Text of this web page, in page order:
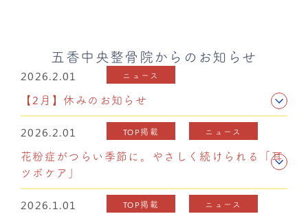
五香中央整骨院からのお知らせ
2026.2.01 ニュース
【2月】休みのお知らせ
2026.2.01 TOP掲載 ニュース
花粉症がつらい季節に。やさしく続けられる「耳
ツボケア」
2026.1.01 TOP掲載 ニュース